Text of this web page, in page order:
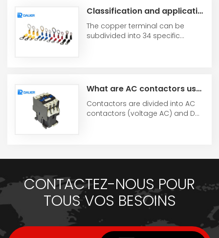
Classification and application range of copper terminals
The copper terminal can be
subdivided into 34 specific
What are AC contactors used for?
Contactors are divided into AC
contactors (voltage AC) and DC
CONTACTEZ-NOUS POUR
TOUS VOS BESOINS